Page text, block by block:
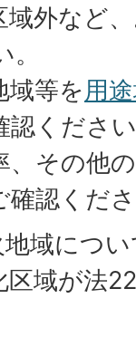
域外など
域等を用
認くださ
、その他
確認くだ
域につ
区域が法